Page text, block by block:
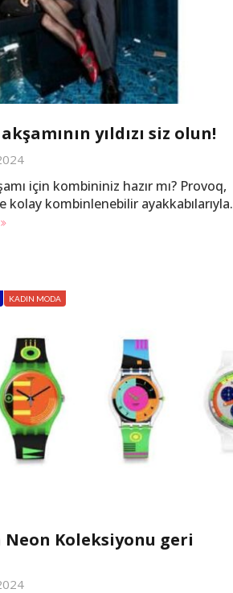
akşamının yıldızı siz olun!
için kombininiz hazır mı? Provoq,
kolay kombinlenebilir ayakkabılarıyla.
KADIN MODA
Neon Koleksiyonu geri